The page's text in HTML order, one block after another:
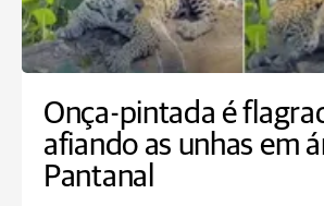
Onça-pintada é
afiando as unhas em
Pantanal